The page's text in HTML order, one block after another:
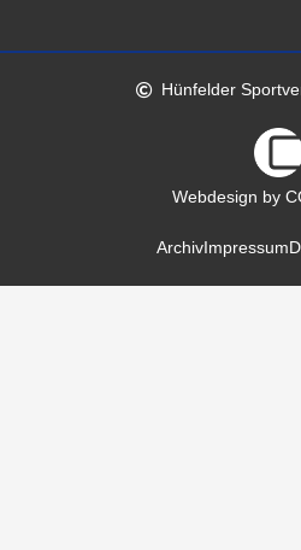
Hünfelder
Webdesign by
ArchivImpressum